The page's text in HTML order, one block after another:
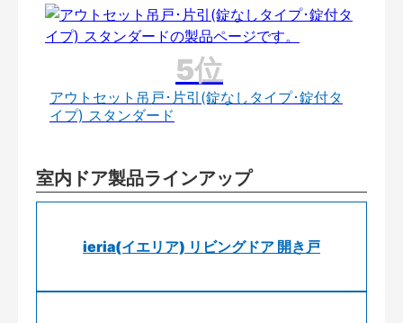
アウトセット吊戸･片引(錠なしタイプ･錠付タ
イプ) スタンダード
室内ドア製品ラインアップ
ieria(イエリア) リビングドア 開き戸